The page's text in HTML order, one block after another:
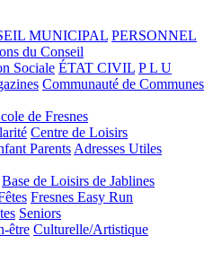
MUNICIPAL PERSONNEL
du Conseil
Sociale ÉTAT CIVIL P L U
Communauté de Communes
de Fresnes
Centre de Loisirs
Parents Adresses Utiles
Base de Loisirs de Jablines
Fresnes Easy Run
Seniors
être Culturelle/Artistique